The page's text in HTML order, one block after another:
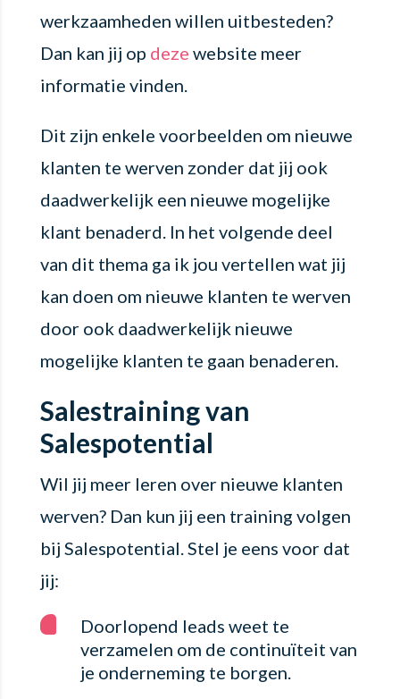
werkzaamheden willen uitbesteden?
Dan kan jij op deze website meer
informatie vinden.
Dit zijn enkele voorbeelden om nieuwe
klanten te werven zonder dat jij ook
daadwerkelijk een nieuwe mogelijke
klant benaderd. In het volgende deel
van dit thema ga ik jou vertellen wat jij
kan doen om nieuwe klanten te werven
door ook daadwerkelijk nieuwe
mogelijke klanten te gaan benaderen.
Salestraining van
Salespotential
Wil jij meer leren over nieuwe klanten
werven? Dan kun jij een training volgen
bij Salespotential. Stel je eens voor dat
jij:
Doorlopend leads weet te
verzamelen om de continuïteit van
je onderneming te borgen.